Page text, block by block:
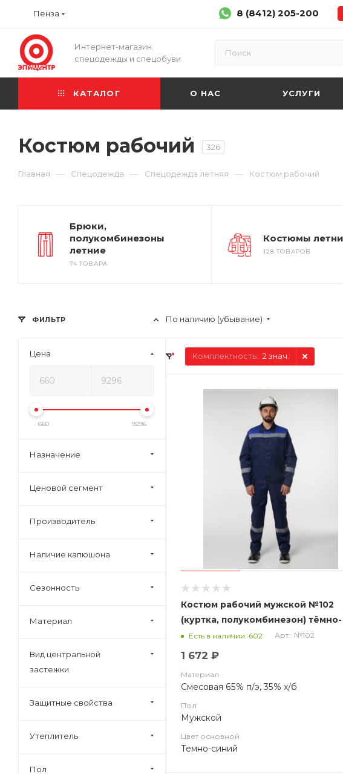
Пенза 8 (8412) 205-200
Интернет-магазин
спецодежды и спецобуви
КАТАЛОГ О НАС УСЛУГИ
Костюм рабочий 326
Главная — Спецодежда — Спецодежда летняя — Костюм рабочий
Брюки,
полукомбинезоны
летние
74 ТОВАРА
Костюмы
128 ТОВАРОВ
По наличию (убывание)
Комплектность: 2 знач.
Костюм рабочий мужской №102
(куртка, полукомбинезон) тёмно-
синий с васильковым
Есть в наличии: 602 Арт.: №102
1 672 ₽
Материал
Смесовая 65% п/э, 35% х/б
Пол
Мужской
Цвет основной
Темно-синий
ФИЛЬТР
Цена
660 9296
Назначение
Ценовой сегмент
Производитель
Наличие капюшона
Сезонность
Материал
Вид центральной
застежки
Защитные свойства
Утеплитель
Пол